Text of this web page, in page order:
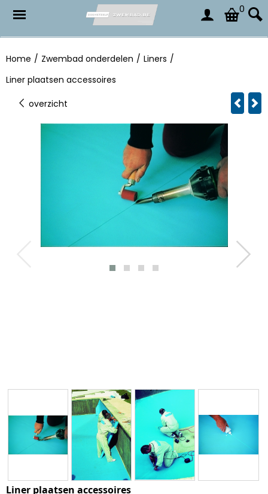
0
Home / Zwembad onderdelen / Liners /
Liner plaatsen accessoires
overzicht
Liner plaatsen accessoires